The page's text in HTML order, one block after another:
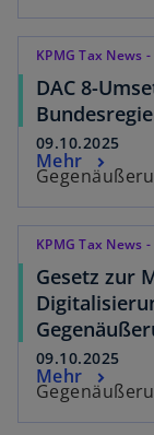
KPMG Tax News
DAC 8-
09.10.2025
Mehr
KPMG Tax News
Gesetz zur
09.10.2025
Mehr